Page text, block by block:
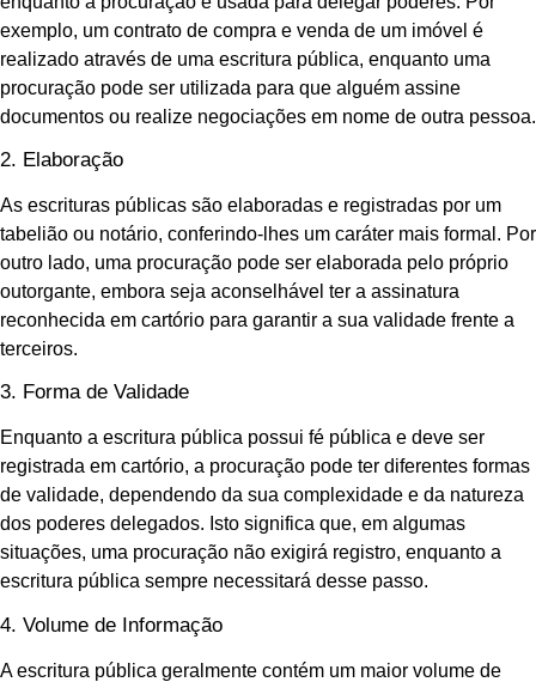
exemplo, um contrato de compra e venda de um imóvel é
realizado através de uma escritura pública, enquanto uma
procuração pode ser utilizada para que alguém assine
documentos ou realize negociações em nome de outra pessoa.
2. Elaboração
As escrituras públicas são elaboradas e registradas por um
tabelião ou notário, conferindo-lhes um caráter mais formal. Por
outro lado, uma procuração pode ser elaborada pelo próprio
outorgante, embora seja aconselhável ter a assinatura
reconhecida em cartório para garantir a sua validade frente a
terceiros.
3. Forma de Validade
Enquanto a escritura pública possui fé pública e deve ser
registrada em cartório, a procuração pode ter diferentes formas
de validade, dependendo da sua complexidade e da natureza
dos poderes delegados. Isto significa que, em algumas
situações, uma procuração não exigirá registro, enquanto a
escritura pública sempre necessitará desse passo.
4. Volume de Informação
A escritura pública geralmente contém um maior volume de